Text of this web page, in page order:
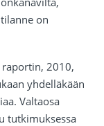
on
2010,
yhdelläkään
Valtaosa
tutkimuksessa